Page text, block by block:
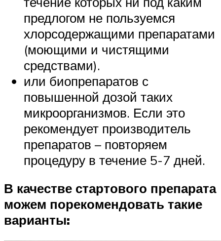
предлогом не пользуемся
хлорсодержащими препаратами
(моющими и чистящими
средствами).
или биопрепаратов с
повышенной дозой таких
микроорганизмов. Если это
рекомендует производитель
препаратов – повторяем
процедуру в течение 5-7 дней.
В качестве стартового препарата
можем порекомендовать такие
варианты: